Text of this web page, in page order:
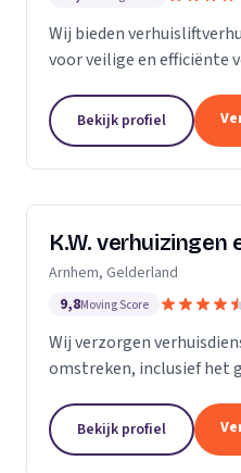
Wij bieden
voor veilige en efficiënte
Bekijk profiel
K.W. verhuizingen
Arnhem, Gelderland
9,8Moving Score
Wij verzorgen
omstreken, inclusief het
Bekijk profiel